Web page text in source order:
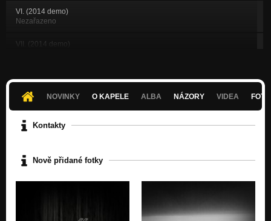
VI. (2014 demo)
Nezařazeno
VII. (2014 demo)
IX. (2014 demo)
Nezařazeno
NOVINKY O KAPELE ALBA NÁZORY VIDEA
Kontakty
Nově přidané fotky